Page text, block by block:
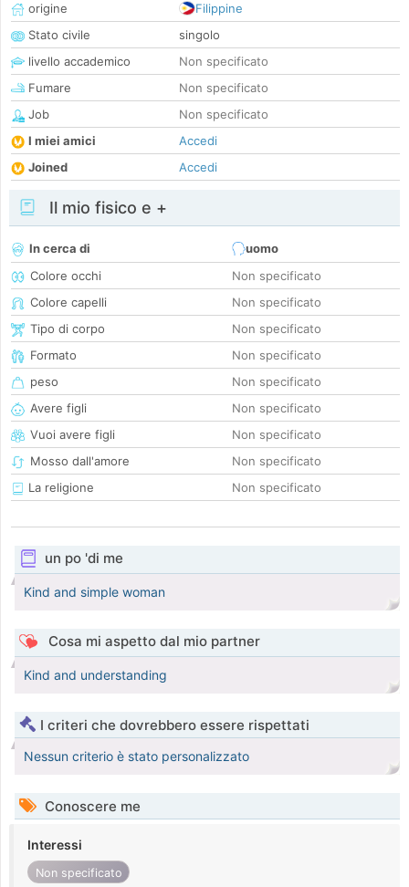
origine
Filippine
Stato civile
singolo
livello accademico
Non specificato
Fumare
Non specificato
Job
Non specificato
I miei amici
Accedi
Joined
Accedi
Il mio fisico e +
In cerca di
uomo
Colore occhi
Non specificato
Colore capelli
Non specificato
Tipo di corpo
Non specificato
Formato
Non specificato
peso
Non specificato
Avere figli
Non specificato
Vuoi avere figli
Non specificato
Mosso dall'amore
Non specificato
La religione
Non specificato
un po 'di me
Kind and simple woman
Cosa mi aspetto dal mio partner
Kind and understanding
I criteri che dovrebbero essere rispettati
Nessun criterio è stato personalizzato
Conoscere me
Interessi
Non specificato